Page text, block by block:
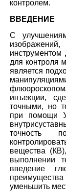
контролем.
ВВЕДЕНИЕ
С
инструментом
для контроля
является
инъекции,
точными, но
при помощи
точность
вещества
выполнении
введение
преимущества
уменьшить